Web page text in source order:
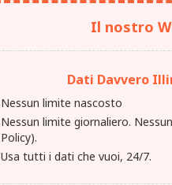
Il nostro
Dati Davvero
Nessun limite nascosto
Nessun limite giornaliero.
Policy).
Usa tutti i dati che vuoi, 24/7.